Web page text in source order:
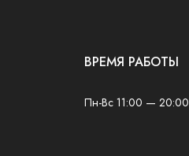
ВРЕМЯ РАБОТЫ
Пн-Вс 11:00 — 20:00